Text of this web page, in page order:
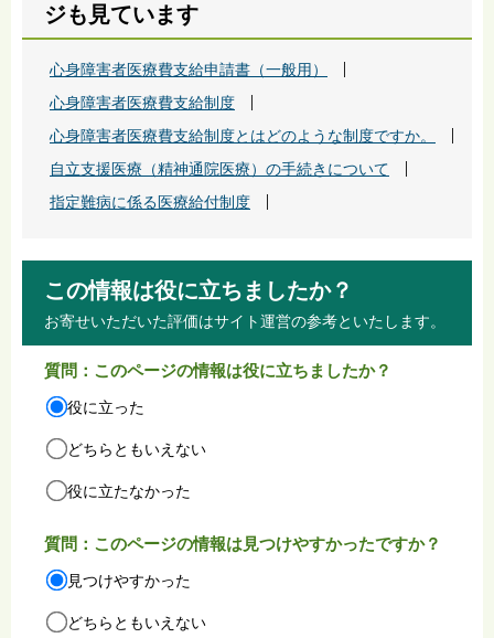
ジも見ています
心身障害者医療費支給申請書（一般用）
心身障害者医療費支給制度
心身障害者医療費支給制度とはどのような制度ですか。
自立支援医療（精神通院医療）の手続きについて
指定難病に係る医療給付制度
この情報は役に立ちましたか？
お寄せいただいた評価はサイト運営の参考といたします。
質問：このページの情報は役に立ちましたか？
役に立った
どちらともいえない
役に立たなかった
質問：このページの情報は見つけやすかったですか？
見つけやすかった
どちらともいえない